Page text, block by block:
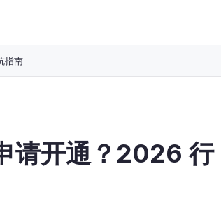
指南
请开通？2026 行